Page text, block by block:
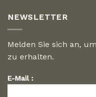
NEWSLETTER
Melden Sie sich an,
zu erhalten.
E-Mail :